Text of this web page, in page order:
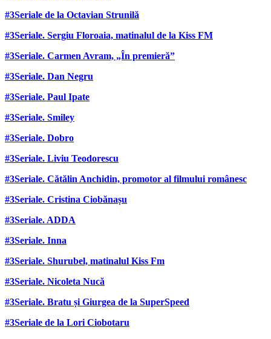
#3Seriale de la Octavian Strunilă
#3Seriale. Sergiu Floroaia, matinalul de la Kiss FM
#3Seriale. Carmen Avram, „În premieră”
#3Seriale. Dan Negru
#3Seriale. Paul Ipate
#3Seriale. Smiley
#3Seriale. Dobro
#3Seriale. Liviu Teodorescu
#3Seriale. Cătălin Anchidin, promotor al filmului românesc
#3Seriale. Cristina Ciobănașu
#3Seriale. ADDA
#3Seriale. Inna
#3Seriale. Shurubel, matinalul Kiss Fm
#3Seriale. Nicoleta Nucă
#3Seriale. Bratu și Giurgea de la SuperSpeed
#3Seriale de la Lori Ciobotaru